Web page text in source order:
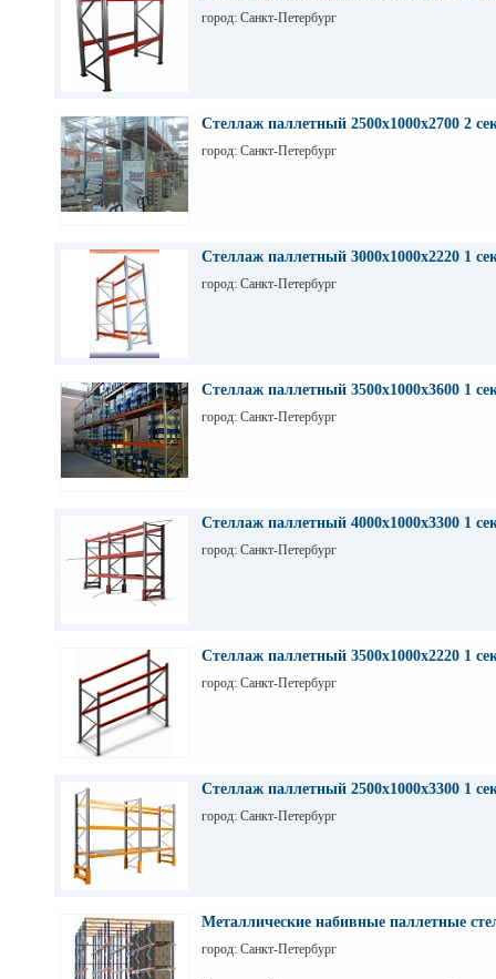
город: Санкт-Петербург
Стеллаж паллетный 2500х1000х2700 2
город: Санкт-Петербург
Стеллаж паллетный 3000х1000х2220 1
город: Санкт-Петербург
Стеллаж паллетный 3500х1000х3600 1
город: Санкт-Петербург
Стеллаж паллетный 4000х1000х3300 1
город: Санкт-Петербург
Стеллаж паллетный 3500х1000х2220 1
город: Санкт-Петербург
Стеллаж паллетный 2500х1000х3300 1
город: Санкт-Петербург
Металлические набивные паллетные
город: Санкт-Петербург